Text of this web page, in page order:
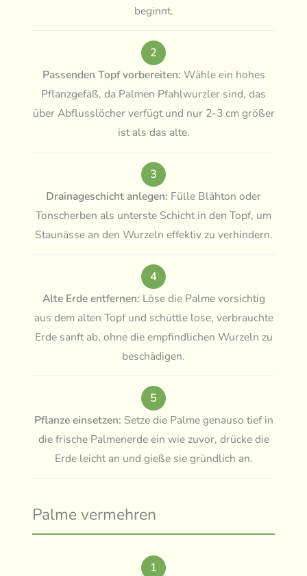
beginnt.
2
Passenden Topf vorbereiten: Wähle ein hohes
Pflanzgefäß, da Palmen Pfahlwurzler sind, das
über Abflusslöcher verfügt und nur 2-3 cm größer
ist als das alte.
3
Drainageschicht anlegen: Fülle Blähton oder
Tonscherben als unterste Schicht in den Topf, um
Staunässe an den Wurzeln effektiv zu verhindern.
4
Alte Erde entfernen: Löse die Palme vorsichtig
aus dem alten Topf und schüttle lose, verbrauchte
Erde sanft ab, ohne die empfindlichen Wurzeln zu
beschädigen.
5
Pflanze einsetzen: Setze die Palme genauso tief in
die frische Palmenerde ein wie zuvor, drücke die
Erde leicht an und gieße sie gründlich an.
Palme vermehren
1